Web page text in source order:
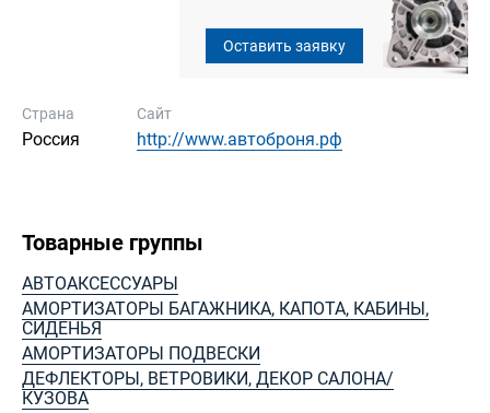
Страна
Россия
Сайт
http://www.автоброня.рф
Оставить заявку
Товарные группы
АВТОАКСЕССУАРЫ
АМОРТИЗАТОРЫ БАГАЖНИКА, КАПОТА, КАБИНЫ,
СИДЕНЬЯ
АМОРТИЗАТОРЫ ПОДВЕСКИ
ДЕФЛЕКТОРЫ, ВЕТРОВИКИ, ДЕКОР САЛОНА/
КУЗОВА